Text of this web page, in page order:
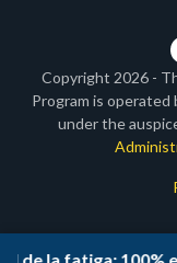
Copyright 2026 -
Program is operated
under the